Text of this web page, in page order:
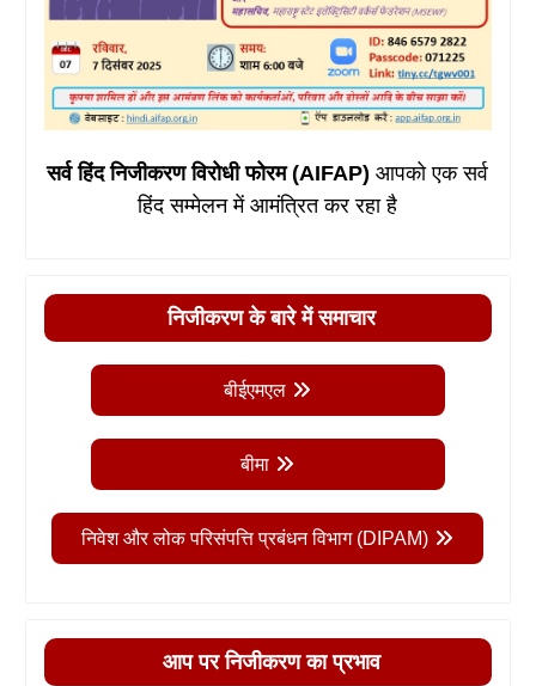
सर्व हिंद निजीकरण विरोधी फोरम (AIFAP)आपको एक सर्व
हिंद सम्मेलन में आमंत्रित कर रहा है
निजीकरण के बारे में समाचार
बीईएमएल
बीमा
निवेश और लोक परिसंपत्ति प्रबंधन विभाग (DIPAM)
आप पर निजीकरण का प्रभाव